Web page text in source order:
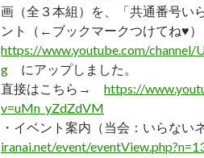
画（全３本組）を、「共通番号い
ント（←ブックマークつけてね♥️
https://www.youtube.com/channel/
g にアップしました。
直接はこちら→ https://
v=uMn_yZdZdVM
・イベント案内（当会：いらない
iranai.net/event/